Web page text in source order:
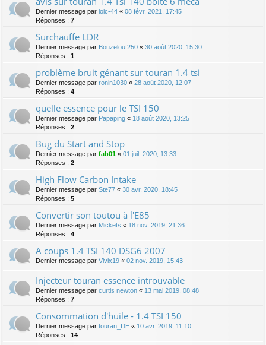
Dernier message par loic-44 « 08 févr. 2021, 17:45
Réponses : 7
Surchauffe LDR
Dernier message par Bouzelouf250 « 30 août 2020, 15:30
Réponses : 1
problème bruit génant sur touran 1.4 tsi
Dernier message par ronin1030 « 28 août 2020, 12:07
Réponses : 4
quelle essence pour le TSI 150
Dernier message par Papaping « 18 août 2020, 13:25
Réponses : 2
Bug du Start and Stop
Dernier message par fab01 « 01 juil. 2020, 13:33
Réponses : 2
High Flow Carbon Intake
Dernier message par Ste77 « 30 avr. 2020, 18:45
Réponses : 5
Convertir son toutou à l'E85
Dernier message par Mickets « 18 nov. 2019, 21:36
Réponses : 4
A coups 1.4 TSI 140 DSG6 2007
Dernier message par Vivix19 « 02 nov. 2019, 15:43
Injecteur touran essence introuvable
Dernier message par curtis newton « 13 mai 2019, 08:48
Réponses : 7
Consommation d'huile - 1.4 TSI 150
Dernier message par touran_DE « 10 avr. 2019, 11:10
Réponses : 14